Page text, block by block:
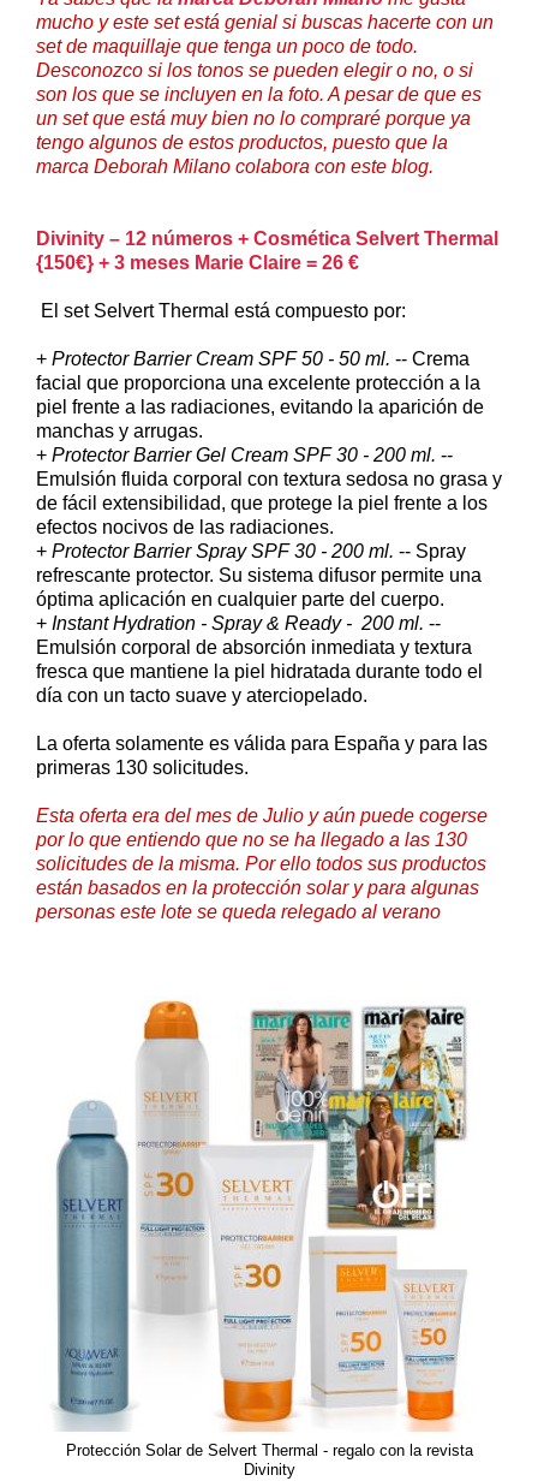
mucho y este set está genial si buscas hacerte con un
set de maquillaje que tenga un poco de todo.
Desconozco si los tonos se pueden elegir o no, o si
son los que se incluyen en la foto. A pesar de que es
un set que está muy bien no lo compraré porque ya
tengo algunos de estos productos, puesto que la
marca Deborah Milano colabora con este blog.
Divinity – 12 números + Cosmética Selvert Thermal
{150€} + 3 meses Marie Claire = 26 €
El set Selvert Thermal está compuesto por:
+ Protector Barrier Cream SPF 50 - 50 ml. -- Crema
facial que proporciona una excelente protección a la
piel frente a las radiaciones, evitando la aparición de
manchas y arrugas.
+ Protector Barrier Gel Cream SPF 30 - 200 ml. --
Emulsión fluida corporal con textura sedosa no grasa y
de fácil extensibilidad, que protege la piel frente a los
efectos nocivos de las radiaciones.
+ Protector Barrier Spray SPF 30 - 200 ml. -- Spray
refrescante protector. Su sistema difusor permite una
óptima aplicación en cualquier parte del cuerpo.
+ Instant Hydration - Spray & Ready - 200 ml. --
Emulsión corporal de absorción inmediata y textura
fresca que mantiene la piel hidratada durante todo el
día con un tacto suave y aterciopelado.
La oferta solamente es válida para España y para las
primeras 130 solicitudes.
Esta oferta era del mes de Julio y aún puede cogerse
por lo que entiendo que no se ha llegado a las 130
solicitudes de la misma. Por ello todos sus productos
están basados en la protección solar y para algunas
personas este lote se queda relegado al verano
Protección Solar de Selvert Thermal - regalo con la revista
Divinity